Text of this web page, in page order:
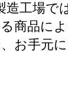
工場で
商品によ
お手元